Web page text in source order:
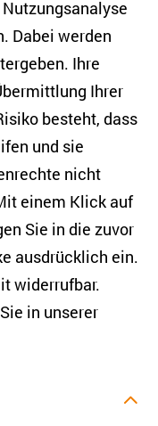
Themen,
dass meine
werden (z. B.
sodass das ZOiS den
möglichst relevante
(Abmeldelink in jeder
Hinweise zum
Dabei werden
Ihre
Ihrer
besteht, dass
und sie
nicht
einem Klick auf
Sie in die zuvor
ausdrücklich ein.
widerrufbar.
in unserer